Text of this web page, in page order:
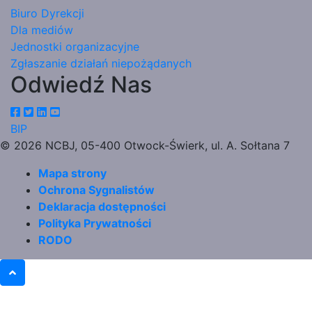
Biuro Dyrekcji
Dla mediów
Jednostki organizacyjne
Zgłaszanie działań niepożądanych
Odwiedź Nas
BIP
© 2026 NCBJ, 05-400 Otwock-Świerk, ul. A. Sołtana 7
Footer
menu
Mapa strony
Ochrona Sygnalistów
Deklaracja dostępności
Polityka Prywatności
RODO